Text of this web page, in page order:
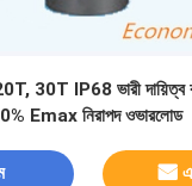
30T IP68 ভারী দায়িত্ব
Emax নিরাপদ ওভারলোড